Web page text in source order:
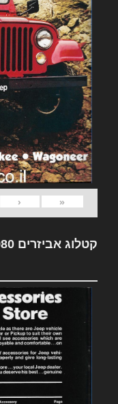
«
‹
קטלוג אביזרים Jeep 1980